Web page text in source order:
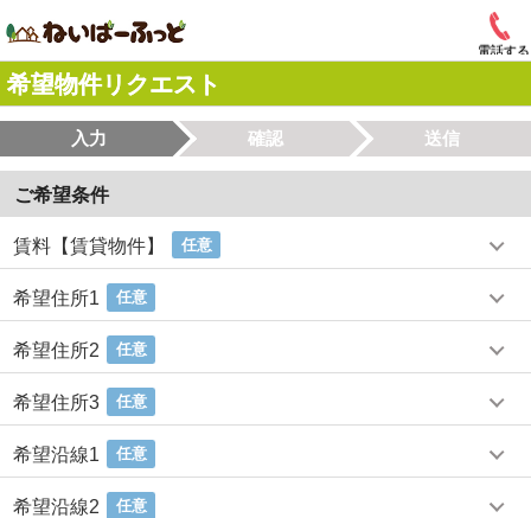
電話する
希望物件リクエスト
入力 確認 送信
ご希望条件
賃料【賃貸物件】 任意
希望住所1 任意
希望住所2 任意
希望住所3 任意
希望沿線1 任意
希望沿線2 任意